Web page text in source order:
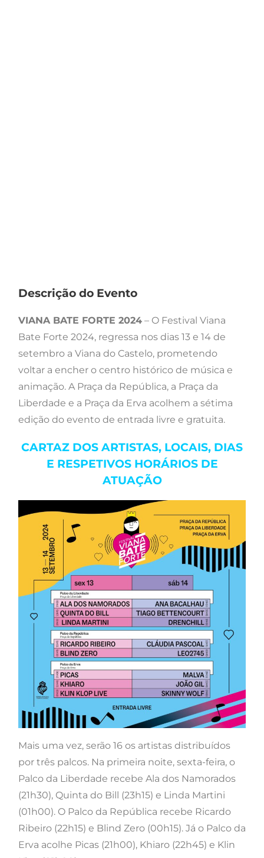
Descrição do Evento
VIANA BATE FORTE 2024 – O Festival Viana
Bate Forte 2024, regressa nos dias 13 e 14 de
setembro a Viana do Castelo, prometendo
voltar a encher o centro histórico de música e
animação. A Praça da República, a Praça da
Liberdade e a Praça da Erva acolhem a sétima
edição do evento de entrada livre e gratuita.
CARTAZ DOS ARTISTAS, LOCAIS, DIAS
E RESPETIVOS HORÁRIOS DE
ATUAÇÃO
Mais uma vez, serão 16 os artistas distribuídos
por três palcos. Na primeira noite, sexta-feira, o
Palco da Liberdade recebe Ala dos Namorados
(21h30), Quinta do Bill (23h15) e Linda Martini
(01h00). O Palco da República recebe Ricardo
Ribeiro (22h15) e Blind Zero (00h15). Já o Palco da
Erva acolhe Picas (21h00), Khiaro (22h45) e Klin